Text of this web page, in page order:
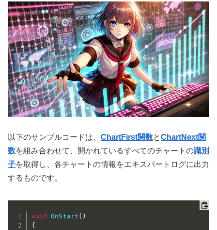
以下のサンプルコードは、 ChartFirst関数とChartNext関
数を組み合わせて、開かれているすべてのチャートの識別
子を取得し、各チャートの情報をエキスパートログに出力
するものです。
void OnStart ( )
{